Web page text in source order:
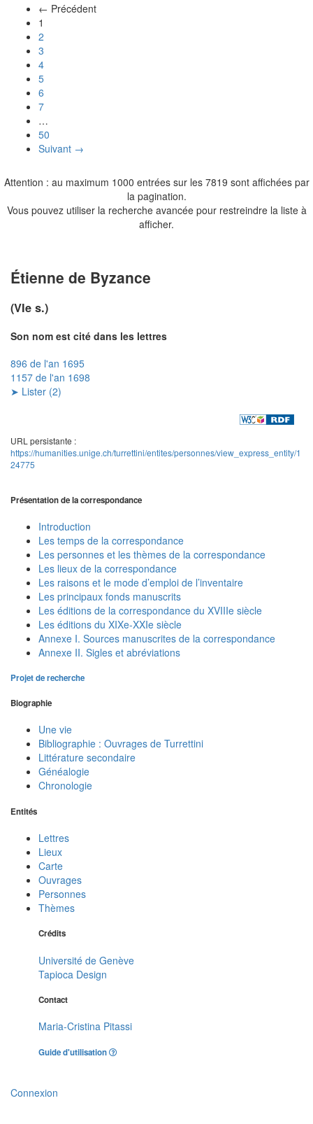
← Précédent
1
2
3
4
5
6
7
…
50
Suivant →
Attention : au maximum 1000 entrées sur les 7819 sont affichées par
la pagination.
Vous pouvez utiliser la recherche avancée pour restreindre la liste à
afficher.
Étienne de Byzance
(VIe s.)
Son nom est cité dans les lettres
896 de l'an 1695
1157 de l'an 1698
➤ Lister (2)
URL persistante :
https://humanities.unige.ch/turrettini/entites/personnes/view_express_entity/1
24775
Présentation de la correspondance
Introduction
Les temps de la correspondance
Les personnes et les thèmes de la correspondance
Les lieux de la correspondance
Les raisons et le mode d’emploi de l’inventaire
Les principaux fonds manuscrits
Les éditions de la correspondance du XVIIIe siècle
Les éditions du XIXe-XXIe siècle
Annexe I. Sources manuscrites de la correspondance
Annexe II. Sigles et abréviations
Projet de recherche
Biographie
Une vie
Bibliographie : Ouvrages de Turrettini
Littérature secondaire
Généalogie
Chronologie
Entités
Lettres
Lieux
Carte
Ouvrages
Personnes
Thèmes
Crédits
Université de Genève
Tapioca Design
Contact
Maria-Cristina Pitassi
Guide d'utilisation
Connexion